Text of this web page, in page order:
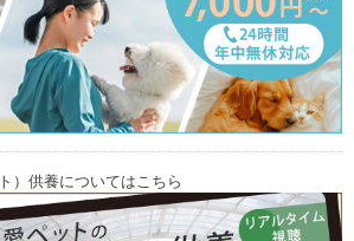
）供養についてはこちら